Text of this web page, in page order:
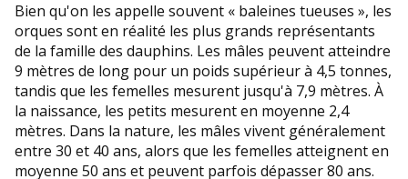
Bien qu'on les appelle souvent « baleines tueuses », les
orques sont en réalité les plus grands représentants
de la famille des dauphins. Les mâles peuvent atteindre
9 mètres de long pour un poids supérieur à 4,5 tonnes,
tandis que les femelles mesurent jusqu'à 7,9 mètres. À
la naissance, les petits mesurent en moyenne 2,4
mètres. Dans la nature, les mâles vivent généralement
entre 30 et 40 ans, alors que les femelles atteignent en
moyenne 50 ans et peuvent parfois dépasser 80 ans.